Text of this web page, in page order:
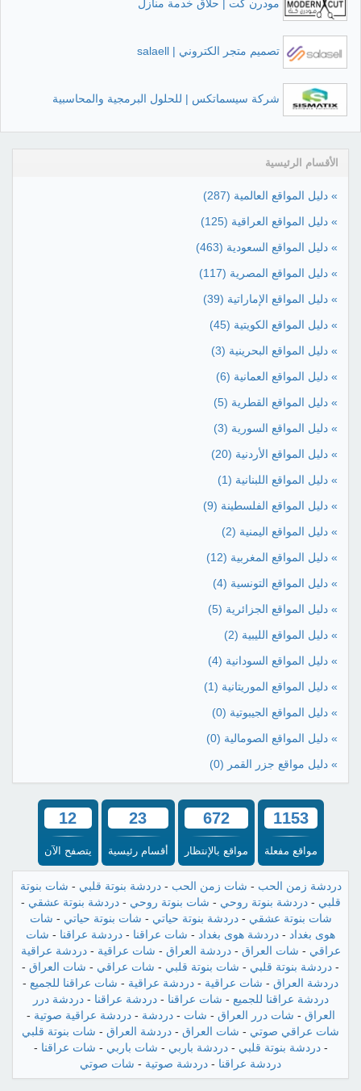
مودرن كت | حلاق خدمة منازل
تصميم متجر الكتروني | salaell
شركة سيسماتكس | للحلول البرمجية والمحاسبية
الأقسام الرئيسية
» دليل المواقع العالمية (287)
» دليل المواقع العراقية (125)
» دليل المواقع السعودية (463)
» دليل المواقع المصرية (117)
» دليل المواقع الإماراتية (39)
» دليل المواقع الكويتية (45)
» دليل المواقع البحرينية (3)
» دليل المواقع العمانية (6)
» دليل المواقع القطرية (5)
» دليل المواقع السورية (3)
» دليل المواقع الأردنية (20)
» دليل المواقع اللبنانية (1)
» دليل المواقع الفلسطينة (9)
» دليل المواقع اليمنية (2)
» دليل المواقع المغربية (12)
» دليل المواقع التونسية (4)
» دليل المواقع الجزائرية (5)
» دليل المواقع الليبية (2)
» دليل المواقع السودانية (4)
» دليل المواقع الموريتانية (1)
» دليل المواقع الجيبوتية (0)
» دليل المواقع الصومالية (0)
» دليل مواقع جزر القمر (0)
1153
مواقع مفعلة
672
مواقع بالإنتظار
23
أقسام رئيسية
12
يتصفح الآن
دردشة زمن الحب - شات زمن الحب -دردشة بنوتة قلبي - شات بنوتة
قلبي -دردشة بنوتة روحي - شات بنوتة روحي -دردشة بنوتة عشقي -
شات بنوتة عشقي -دردشة بنوتة حياتي - شات بنوتة حياتي - شات
هوى بغداد - دردشة هوى بغداد - شات عراقنا - دردشة عراقنا - شات
عراقي - شات العراق -دردشة العراق - شات عراقية -دردشة عراقية
- دردشة بنوتة قلبي - شات بنوتة قلبي - شات عراقي - شات العراق -
دردشة العراق - شات عراقية - دردشة عراقية - شات عراقنا للجميع -
دردشة عراقنا للجميع - شات عراقنا -دردشة عراقنا -دردشة درر
العراق - شات درر العراق - شات -دردشة -دردشة عراقية صوتية -
شات عراقي صوتي - شات العراق - دردشة العراق - شات بنوتة قلبي
-دردشة بنوتة قلبي -دردشة باربي - شات باربي - شات عراقنا -
دردشة عراقنا - دردشة صوتية - شات صوتي